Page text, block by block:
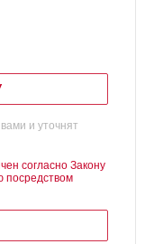
и уточнят
согласно Закону